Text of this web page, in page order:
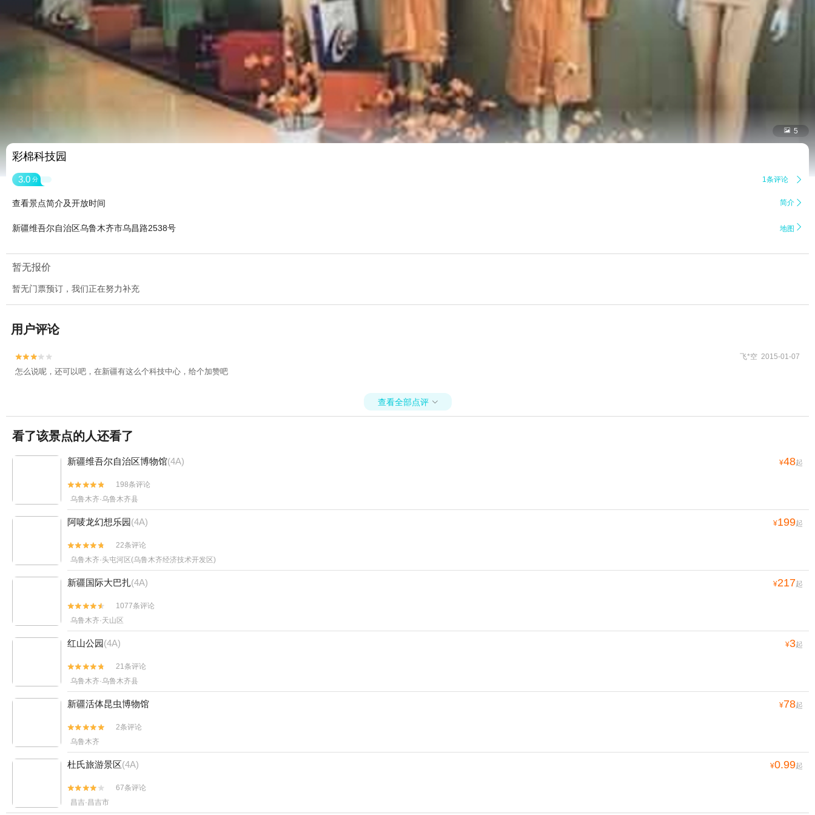
 5
彩棉科技园
3.0 分 1条评论 
查看景点简介及开放时间 简介 
新疆维吾尔自治区乌鲁木齐市乌昌路2538号 地图 
暂无报价
暂无门票预订，我们正在努力补充
用户评论

 飞*空 2015-01-07
怎么说呢，还可以吧，在新疆有这么个科技中心，给个加赞吧
查看全部点评 
看了该景点的人还看了
新疆维吾尔自治区博物馆(4A) ¥48起


198条评论
乌鲁木齐·乌鲁木齐县
阿唛龙幻想乐园(4A) ¥199起


22条评论
乌鲁木齐·头屯河区(乌鲁木齐经济技术开发区)
新疆国际大巴扎(4A) ¥217起


1077条评论
乌鲁木齐·天山区
红山公园(4A) ¥3起


21条评论
乌鲁木齐·乌鲁木齐县
新疆活体昆虫博物馆 ¥78起


2条评论
乌鲁木齐
杜氏旅游景区(4A) ¥0.99起


67条评论
昌吉·昌吉市